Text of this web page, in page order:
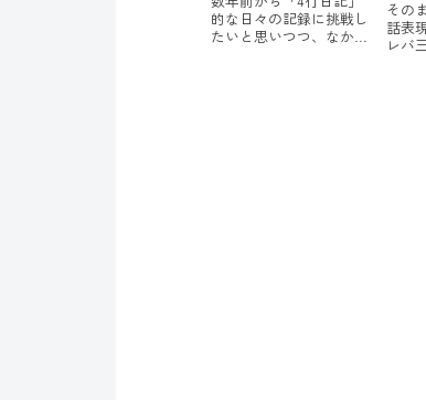
的な日々の記録に挑戦し
たいと思いつつ、なかな
その
話表
レバ